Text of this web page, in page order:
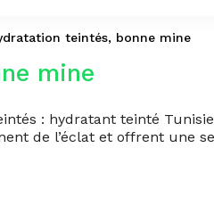
teintés, bonne mine
mine
: hydratant teinté
de l’éclat et offrent une